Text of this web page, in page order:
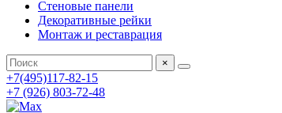
Стеновые панели
Декоративные рейки
Монтаж и реставрация
×
+7(495)117-82-15
+7 (926) 803-72-48